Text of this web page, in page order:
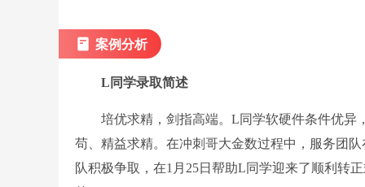
案例分析
L同学录取简述
培优求精，剑指高端。L同学软硬件条件优异
苟、精益求精。在冲刺哥大金数过程中，服务团
队积极争取，在1月25日帮助L同学迎来了顺利转